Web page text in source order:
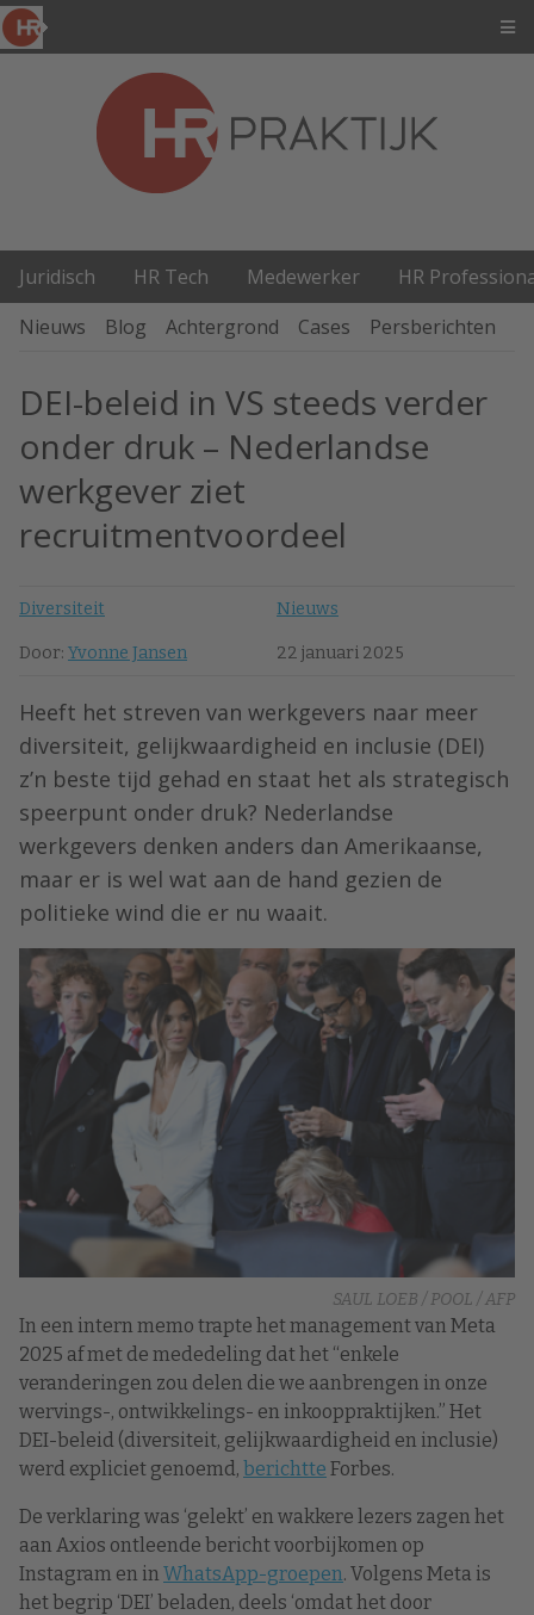
Juridisch HR Tech Medewerker
HR
Nieuws
Blog Achtergrond Cases Persberichten
DEI-beleid in VS steeds verder
onder druk – Nederlandse
werkgever ziet
recruitmentvoordeel
Diversiteit Nieuws
Door: Yvonne Jansen 22 januari 2025
Heeft het streven van werkgevers naar meer
diversiteit, gelijkwaardigheid en inclusie (DEI)
z’n beste tijd gehad en staat het als strategisch
speerpunt onder druk? Nederlandse
werkgevers denken anders dan Amerikaanse,
maar er is wel wat aan de hand gezien de
politieke wind die er nu waait.
SAUL LOEB / POOL / AFP
In een intern memo trapte het management van Meta
2025 af met de mededeling dat het “enkele
veranderingen zou delen die we aanbrengen in onze
wervings-, ontwikkelings- en inkooppraktijken.” Het
DEI-beleid (diversiteit, gelijkwaardigheid en inclusie)
werd expliciet genoemd, berichtte Forbes.
De verklaring was ‘gelekt’ en wakkere lezers zagen het
aan Axios ontleende bericht voorbijkomen op
Instagram en in WhatsApp-groepen. Volgens Meta is
het begrip ‘DEI’ beladen, deels ‘omdat het door